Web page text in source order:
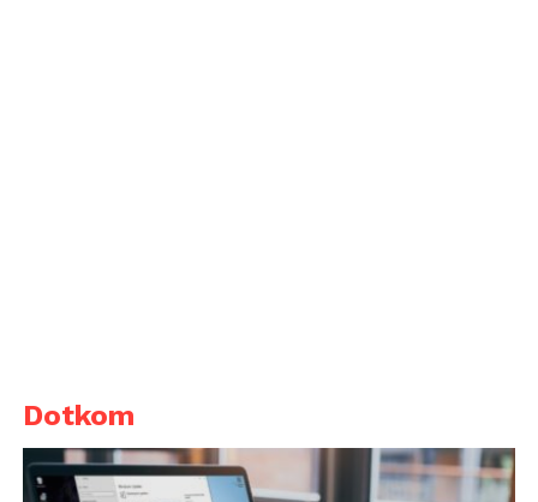
Dotkom